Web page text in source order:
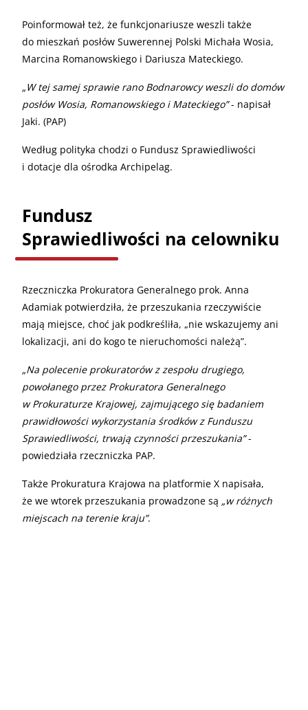
Poinformował też, że funkcjonariusze weszli także
do mieszkań posłów Suwerennej Polski Michała Wosia,
Marcina Romanowskiego i Dariusza Mateckiego.
„W tej samej sprawie rano Bodnarowcy weszli do domów
posłów Wosia, Romanowskiego i Mateckiego”- napisał
Jaki. (PAP)
Według polityka chodzi o Fundusz Sprawiedliwości
i dotacje dla ośrodka Archipelag.
Fundusz
Sprawiedliwości na celowniku
Rzeczniczka Prokuratora Generalnego prok. Anna
Adamiak potwierdziła, że przeszukania rzeczywiście
mają miejsce, choć jak podkreśliła, „nie wskazujemy ani
lokalizacji, ani do kogo te nieruchomości należą”.
„Na polecenie prokuratorów z zespołu drugiego,
powołanego przez Prokuratora Generalnego
w Prokuraturze Krajowej, zajmującego się badaniem
prawidłowości wykorzystania środków z Funduszu
Sprawiedliwości, trwają czynności przeszukania”-
powiedziała rzeczniczka PAP.
Także Prokuratura Krajowa na platformie X napisała,
że we wtorek przeszukania prowadzone są „w różnych
miejscach na terenie kraju”.